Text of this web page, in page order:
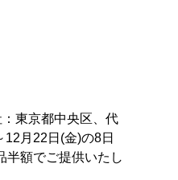
東京都中央区、代
月22日(金)の8日
半額でご提供いたし